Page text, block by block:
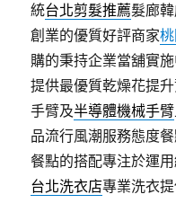
統台北剪髮推薦髮廊
創業的優質好評商家
購的秉持企業當舖實
提供最優質乾燥花提
手臂及半導體機械手臂
品流行風潮服務態度
餐點的搭配專注於運
台北洗衣店專業洗衣